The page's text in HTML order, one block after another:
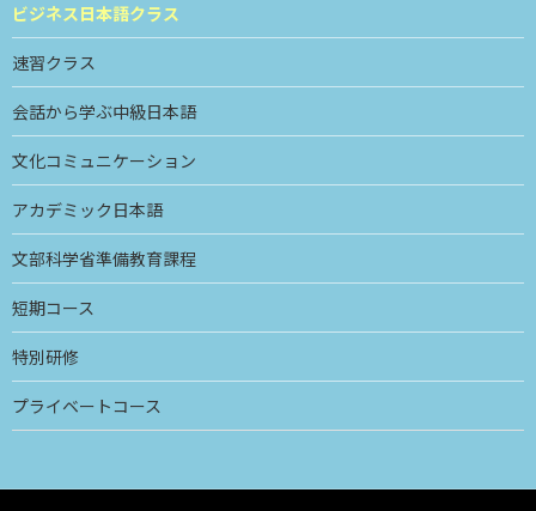
ビジネス日本語クラス
速習クラス
会話から学ぶ中級日本語
文化コミュニケーション
アカデミック日本語
文部科学省準備教育課程
短期コース
特別研修
プライベートコース